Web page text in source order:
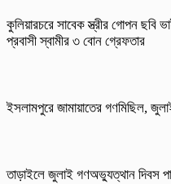
কুলিয়ারচরে সাবেক স্ত্রীর গোপন ছবি
প্রবাসী স্বামীর ৩ বোন গ্রেফতার
ইসলামপুরে জামায়াতের গণমিছিল,
তাড়াইলে জুলাই গণঅভ্যুত্থান দিবস